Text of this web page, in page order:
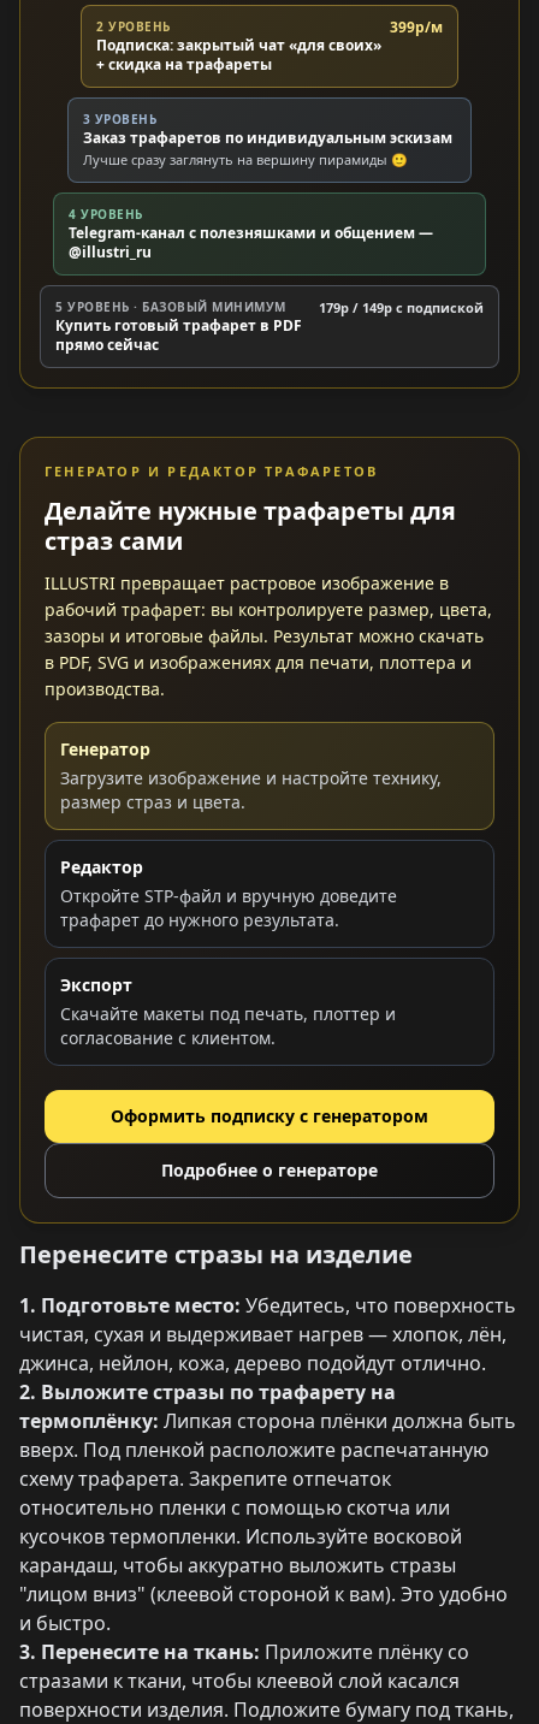
2 УРОВЕНЬ
Подписка: закрытый чат «для своих»
+ скидка на трафареты
399р/м
3 УРОВЕНЬ
Заказ трафаретов по индивидуальным эскизам
Лучше сразу заглянуть на вершину пирамиды 🙂
4 УРОВЕНЬ
Telegram-канал с полезняшками и общением —
@illustri_ru
5 УРОВЕНЬ · БАЗОВЫЙ МИНИМУМ
Купить готовый трафарет в PDF
прямо сейчас
179р / 149р c подпиской
ГЕНЕРАТОР И РЕДАКТОР ТРАФАРЕТОВ
Делайте нужные трафареты для
страз сами
ILLUSTRI превращает растровое изображение в
рабочий трафарет: вы контролируете размер, цвета,
зазоры и итоговые файлы. Результат можно скачать
в PDF, SVG и изображениях для печати, плоттера и
производства.
Генератор
Загрузите изображение и настройте технику,
размер страз и цвета.
Редактор
Откройте STP-файл и вручную доведите
трафарет до нужного результата.
Экспорт
Скачайте макеты под печать, плоттер и
согласование с клиентом.
Оформить подписку с генератором
Подробнее о генераторе
Перенесите стразы на изделие
1. Подготовьте место: Убедитесь, что поверхность
чистая, сухая и выдерживает нагрев — хлопок, лён,
джинса, нейлон, кожа, дерево подойдут отлично.
2. Выложите стразы по трафарету на
термоплёнку: Липкая сторона плёнки должна быть
вверх. Под пленкой расположите распечатанную
схему трафарета. Закрепите отпечаток
относительно пленки с помощью скотча или
кусочков термопленки. Используйте восковой
карандаш, чтобы аккуратно выложить стразы
"лицом вниз" (клеевой стороной к вам). Это удобно
и быстро.
3. Перенесите на ткань: Приложите плёнку со
стразами к ткани, чтобы клеевой слой касался
поверхности изделия. Подложите бумагу под ткань,